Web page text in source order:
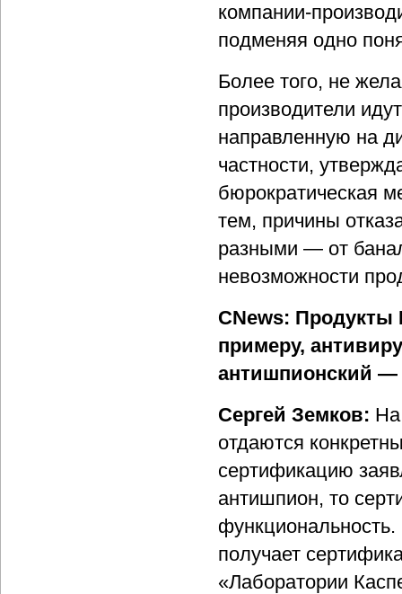
компании-
подменяя одно
Более того, не
производители
направленную на
частности,
бюрократическая
тем, причины
разными — от
невозможности
CNews: Продукты
примеру,
антишпионский —
Сергей Земков:
отдаются
сертификацию
антишпион, то
получает
«Лаборатории